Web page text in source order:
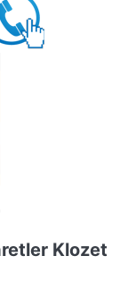
Klozet